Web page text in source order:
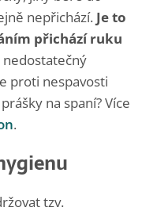
nepřichází. Je to
přichází ruku
proti nespavosti
na spaní? Více
.
tzv.